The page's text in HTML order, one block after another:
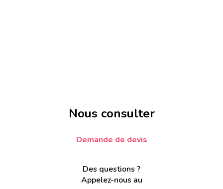
Nous consulter
Demande de devis
Des questions ?
Appelez-nous au